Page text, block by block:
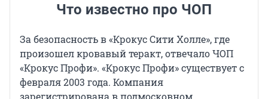
Что известно про ЧОП
За безопасность в «Крокус Сити Холле», где
произошел кровавый теракт, отвечало ЧОП
«Крокус Профи». «Крокус Профи» существует с
февраля 2003 года. Компания
зарегистрирована в подмосковном